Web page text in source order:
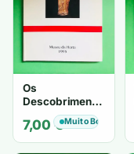
Os
Descobrimentos
e a Arte
7,00€Muito Bom